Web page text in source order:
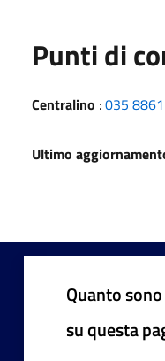
Punti di
Centralino :035
Ultimo
Quanto
su questa